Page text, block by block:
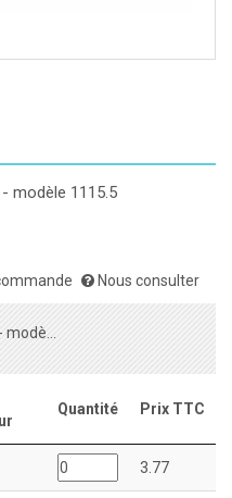
modèle 1115.5
Nous consulter
Manchon coulissant FF Prestabo - modèle 1115.5
Quantité Prix TTC
3.77